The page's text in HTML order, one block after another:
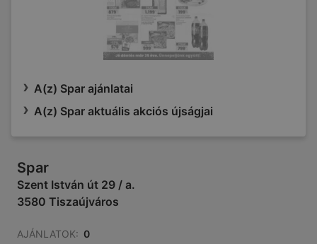
A(z) Spar ajánlatai
A(z) Spar aktuális akciós újságjai
Spar
Szent István út 29 / a.
3580 Tiszaújváros
AJÁNLATOK: 0